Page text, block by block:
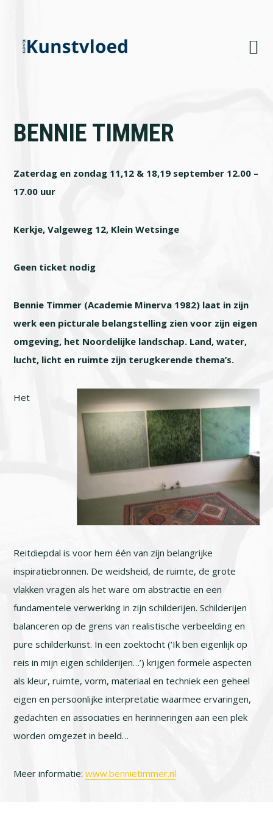
primary
navigation
content
footer
BENNIE TIMMER
Zaterdag en zondag 11,12 & 18,19 september 12.00 –
17.00 uur
Kerkje, Valgeweg 12, Klein Wetsinge
Geen ticket nodig
Bennie Timmer (Academie Minerva 1982) laat in zijn
werk een picturale belangstelling zien voor zijn eigen
omgeving, het Noordelijke landschap. Land, water,
lucht, licht en ruimte zijn terugkerende thema’s.
Het
Reitdiepdal is voor hem één van zijn belangrijke
inspiratiebronnen. De weidsheid, de ruimte, de grote
vlakken vragen als het ware om abstractie en een
fundamentele verwerking in zijn schilderijen. Schilderijen
balanceren op de grens van realistische verbeelding en
pure schilderkunst. In een zoektocht (‘Ik ben eigenlijk op
reis in mijn eigen schilderijen…’) krijgen formele aspecten
als kleur, ruimte, vorm, materiaal en techniek een geheel
eigen en persoonlijke interpretatie waarmee ervaringen,
gedachten en associaties en herinneringen aan een plek
worden omgezet in beeld…
Meer informatie:www.bennietimmer.nl